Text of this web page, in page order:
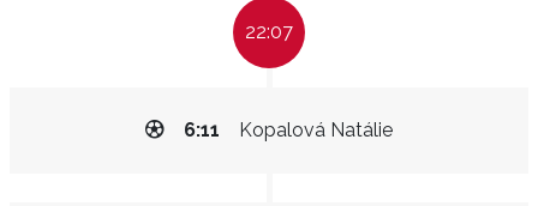
22:07
Kopalová Natálie
6:11